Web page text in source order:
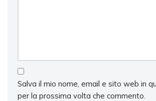
Salva il mio nome, email e sito web in
per la prossima volta che commento.